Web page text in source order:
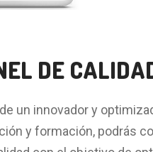
DE
un innovador y
y formación, podrás